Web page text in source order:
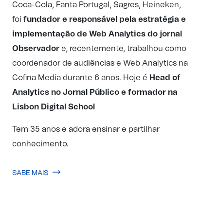
Coca-Cola, Fanta Portugal, Sagres, Heineken,
foi fundador e responsável pela estratégia e
implementação de Web Analytics do jornal
Observador e, recentemente, trabalhou como
coordenador de audiências e Web Analytics na
Cofina Media durante 6 anos. Hoje é Head of
Analytics no Jornal Público e formador na
Lisbon Digital School
Tem 35 anos e adora ensinar e partilhar
conhecimento.
SABE MAIS